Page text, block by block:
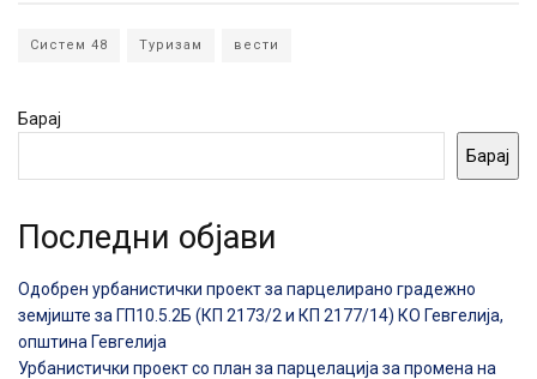
Систем 48 Туризам вести
Барај
Барај
Последни објави
Одобрен урбанистички проект за парцелирано градежно
земјиште за ГП10.5.2Б (КП 2173/2 и КП 2177/14) КО Гевгелија,
општина Гевгелија
Урбанистички проект со план за парцелација за промена на